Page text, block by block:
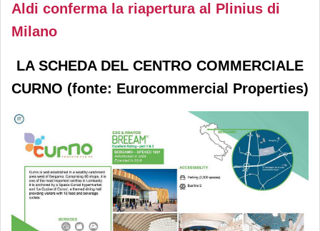
Aldi conferma la riapertura al Plinius di
Milano
LA SCHEDA DEL CENTRO COMMERCIALE
CURNO (fonte: Eurocommercial Properties)